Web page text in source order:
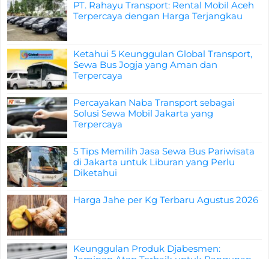
PT. Rahayu Transport: Rental Mobil Aceh
Terpercaya dengan Harga Terjangkau
Ketahui 5 Keunggulan Global Transport,
Sewa Bus Jogja yang Aman dan
Terpercaya
Percayakan Naba Transport sebagai
Solusi Sewa Mobil Jakarta yang
Terpercaya
5 Tips Memilih Jasa Sewa Bus Pariwisata
di Jakarta untuk Liburan yang Perlu
Diketahui
Harga Jahe per Kg Terbaru Agustus 2026
Keunggulan Produk Djabesmen: